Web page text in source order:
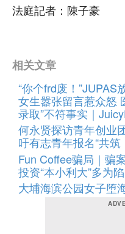
法庭記者：陳子豪
相关文章
“你个frd废！
女生嚣张留言惹众怒
录取”不符事实｜
何永贤探访青年创业
吁有志青年报名“共筑
Fun Coffee骗局｜骗
投资“本小利大”多为
大埔海滨公园女子堕